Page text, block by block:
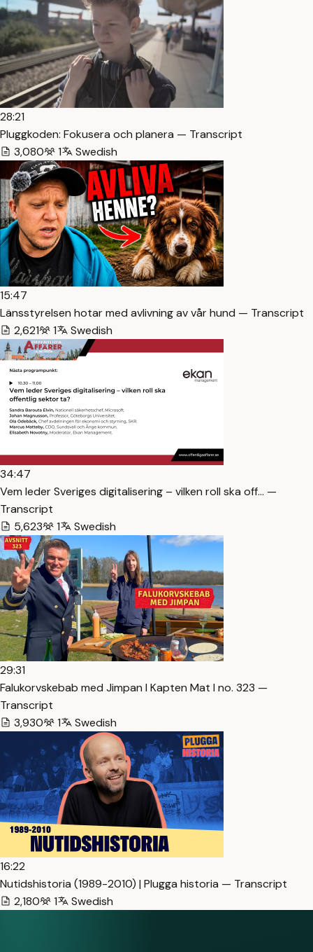
28:21
Pluggkoden: Fokusera och planera — Transcript
3,080
1 Swedish
15:47
Länsstyrelsen hotar med avlivning av vår hund — Transcript
2,621
1 Swedish
34:47
Vem leder Sveriges digitalisering – vilken roll ska off… —
Transcript
5,623
1 Swedish
29:31
Falukorvskebab med Jimpan I Kapten Mat I no. 323 —
Transcript
3,930
1 Swedish
16:22
Nutidshistoria (1989-2010) | Plugga historia — Transcript
2,180
1 Swedish